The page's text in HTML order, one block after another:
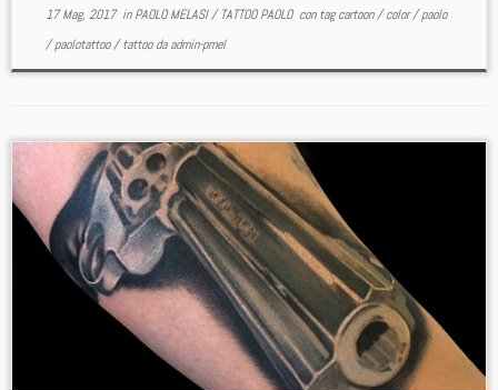
17 Mag, 2017inPAOLO MELASI/TATTOO PAOLO con tagcartoon/color/paolo
/paolotattoo/tattoodaadmin-pmel